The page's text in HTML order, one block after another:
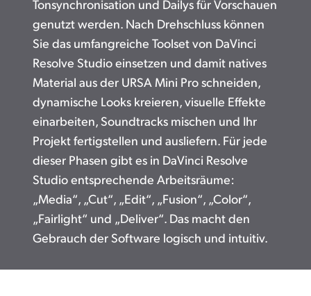
Tonsynchronisation und Dailys für Vorschauen
genutzt werden. Nach Drehschluss können
Sie das umfangreiche Toolset von DaVinci
Resolve Studio einsetzen und damit natives
Material aus der URSA Mini Pro schneiden,
dynamische Looks kreieren, visuelle Effekte
einarbeiten, Soundtracks mischen und Ihr
Projekt fertigstellen und ausliefern. Für jede
dieser Phasen gibt es in DaVinci Resolve
Studio entsprechende Arbeitsräume:
„Media“, „Cut“, „Edit“, „Fusion“, „Color“,
„Fairlight“ und „Deliver“. Das macht den
Gebrauch der Software logisch und intuitiv.